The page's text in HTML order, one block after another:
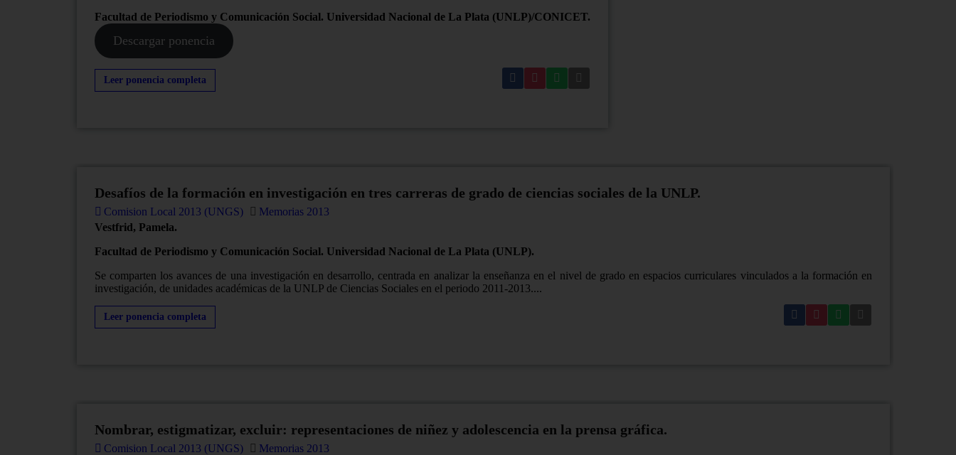
Facultad de Periodismo y Comunicación Social. Universidad Nacional de La Plata (UNLP)/CONICET.
Descargar ponencia
Leer ponencia completa
Desafíos de la formación en investigación en tres carreras de grado de ciencias sociales de la UNLP.
Comision Local 2013 (UNGS)
Memorias 2013
Vestfrid, Pamela.
Facultad de Periodismo y Comunicación Social. Universidad Nacional de La Plata (UNLP).
Se comparten los avances de una investigación en desarrollo, centrada en analizar la enseñanza en el nivel de grado en espacios curriculares vinculados a la formación en
investigación, de unidades académicas de la UNLP de Ciencias Sociales en el periodo 2011-2013....
Leer ponencia completa
Nombrar, estigmatizar, excluir: representaciones de niñez y adolescencia en la prensa gráfica.
Comision Local 2013 (UNGS)
Memorias 2013